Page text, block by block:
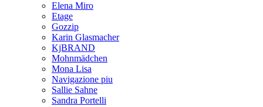
Elena Miro
Etage
Gozzip
Karin Glasmacher
KjBRAND
Mohnmädchen
Mona Lisa
Navigazione piu
Sallie Sahne
Sandra Portelli